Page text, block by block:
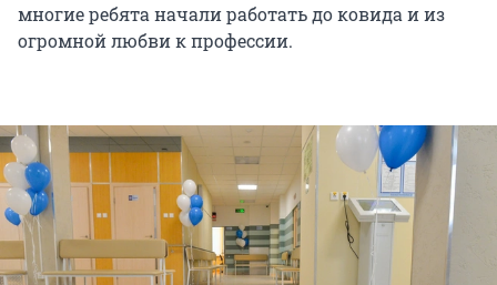
многие ребята начали работать до ковида и из
огромной любви к профессии.